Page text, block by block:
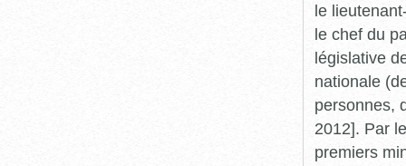
le
le chef du
législative
nationale
personnes,
2012]. Par
premiers